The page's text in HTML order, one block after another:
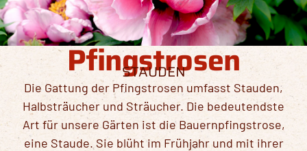
Pfingstrosen
STAUDEN
Die Gattung der Pfingstrosen umfasst Stauden,
Halbsträucher und Sträucher. Die bedeutendste
Art für unsere Gärten ist die Bauernpfingstrose,
eine Staude. Sie blüht im Frühjahr und mit ihrer